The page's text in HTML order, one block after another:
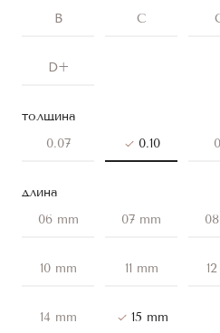
B
C
D+
толщина
0.07
0.10
длина
06 mm
07 mm
10 mm 11 mm
14 mm 15 mm